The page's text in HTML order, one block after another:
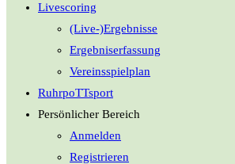
Livescoring
(Live-)Ergebnisse
Ergebniserfassung
Vereinsspielplan
RuhrpoTTsport
Persönlicher Bereich
Anmelden
Registrieren